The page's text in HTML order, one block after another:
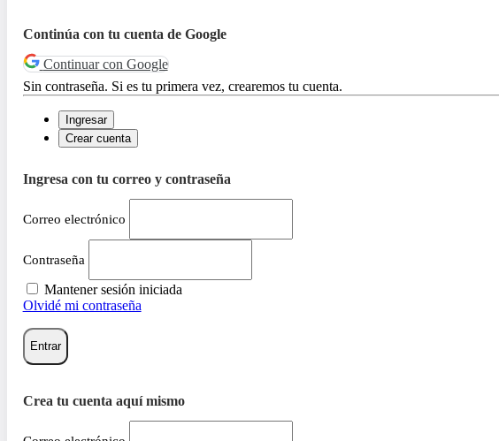
Continúa con tu cuenta de Google
Continuar con Google
Sin contraseña. Si es tu primera vez, crearemos tu cuenta.
Ingresar
Crear cuenta
Ingresa con tu correo y contraseña
Correo electrónico
Contraseña
Mantener sesión iniciada
Olvidé mi contraseña
Entrar
Crea tu cuenta aquí mismo